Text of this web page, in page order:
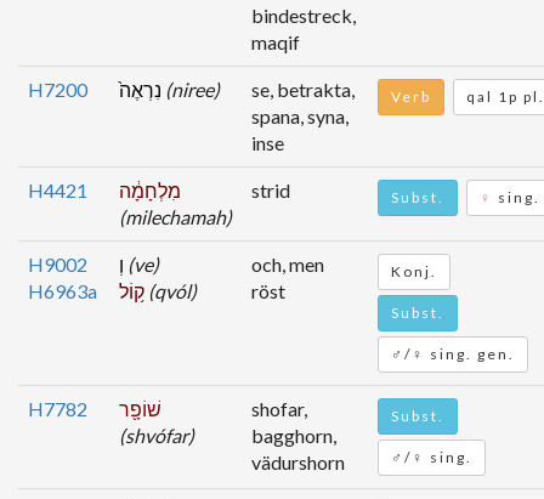
bindestreck,
maqif
H7200 (niree)
se, betrakta,
spana, syna,
inse
Verb qal 1p pl.
H4421
מִלְחָמָ֔ה
(milechamah)
strid Subst. ♀ sing.
H9002
H6963a
(ve)
(qvól)
och, men
röst
Konj.
Subst.
♂/♀ sing. gen.
H7782
שׁוֹפָ֖ר
(shvófar)
shofar,
bagghorn,
vädurshorn
Subst.
♂/♀ sing.